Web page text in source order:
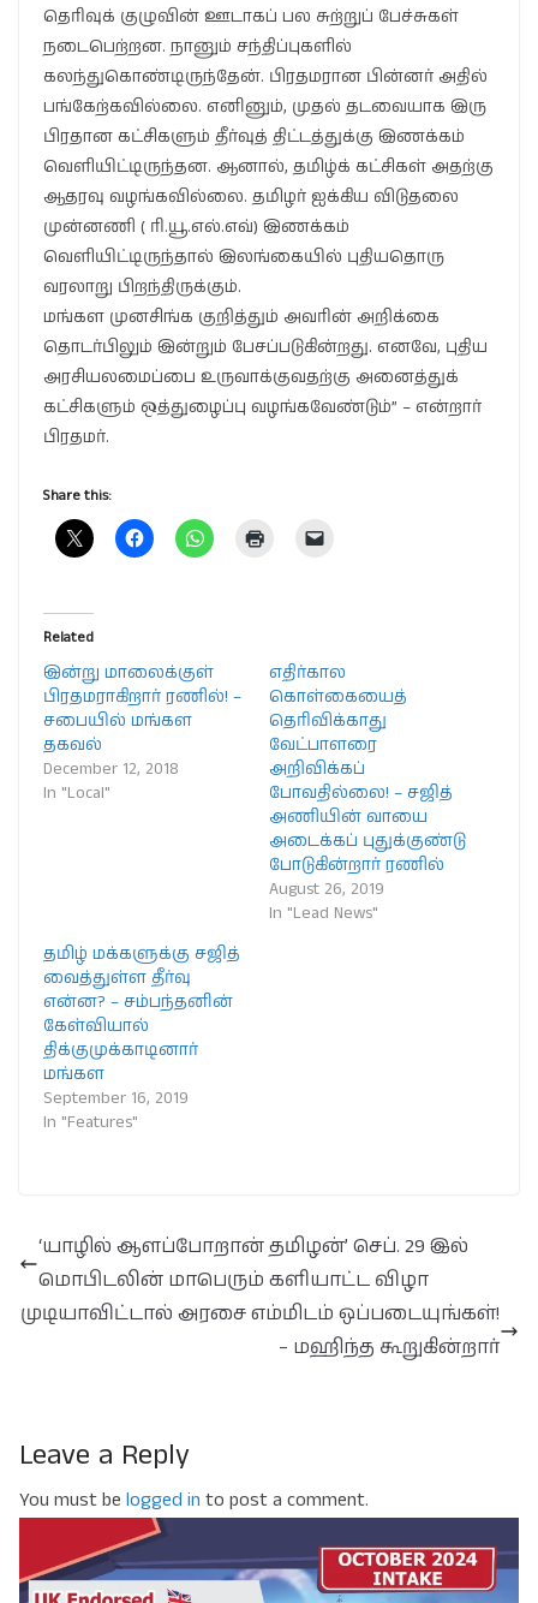
தெரிவுக் குழுவின் ஊடாகப் பல சுற்றுப் பேச்சுகள்
நடைபெற்றன. நானும் சந்திப்புகளில்
கலந்துகொண்டிருந்தேன். பிரதமரான பின்னர் அதில்
பங்கேற்கவில்லை. எனினும், முதல் தடவையாக இரு
பிரதான கட்சிகளும் தீர்வுத் திட்டத்துக்கு இணக்கம்
வெளியிட்டிருந்தன. ஆனால், தமிழ்க் கட்சிகள் அதற்கு
ஆதரவு வழங்கவில்லை. தமிழர் ஐக்கிய விடுதலை
முன்னணி ( ரி.யூ.எல்.எவ்) இணக்கம்
வெளியிட்டிருந்தால் இலங்கையில் புதியதொரு
வரலாறு பிறந்திருக்கும்.
மங்கள முனசிங்க குறித்தும் அவரின் அறிக்கை
தொடர்பிலும் இன்றும் பேசப்படுகின்றது. எனவே, புதிய
அரசியலமைப்பை உருவாக்குவதற்கு அனைத்துக்
கட்சிகளும் ஒத்துழைப்பு வழங்கவேண்டும்” – என்றார்
பிரதமர்.
Share this:
Related
இன்று மாலைக்குள்
பிரதமராகிறார் ரணில்! –
சபையில் மங்கள
தகவல்
December 12, 2018
In "Local"
எதிர்கால
கொள்கையைத்
தெரிவிக்காது
வேட்பாளரை
அறிவிக்கப்
போவதில்லை! – சஜித்
அணியின் வாயை
அடைக்கப் புதுக்குண்டு
போடுகின்றார் ரணில்
August 26, 2019
In "Lead News"
தமிழ் மக்களுக்கு சஜித்
வைத்துள்ள தீர்வு
என்ன? – சம்பந்தனின்
கேள்வியால்
திக்குமுக்காடினார்
மங்கள
September 16, 2019
In "Features"
‘யாழில் ஆளப்போறான் தமிழன்’ செப். 29 இல்
மொபிடலின் மாபெரும் களியாட்ட விழா
முடியாவிட்டால் அரசை எம்மிடம் ஒப்படையுங்கள்!
– மஹிந்த கூறுகின்றார்
Leave a Reply
You must be logged in to post a comment.